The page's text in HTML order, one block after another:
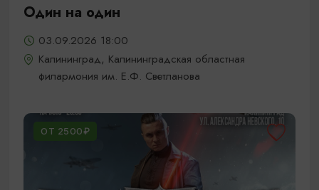
Один на один
03.09.2026 18:00
Калининград, Калининградская областная
филармония им. Е.Ф. Светланова
ОТ 2500₽